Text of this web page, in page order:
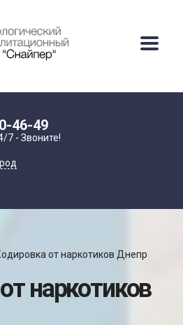
46-49
7 - Звоните!
от наркотиков Днепр
наркотиков